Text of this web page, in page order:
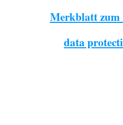
Merkblatt zum
data